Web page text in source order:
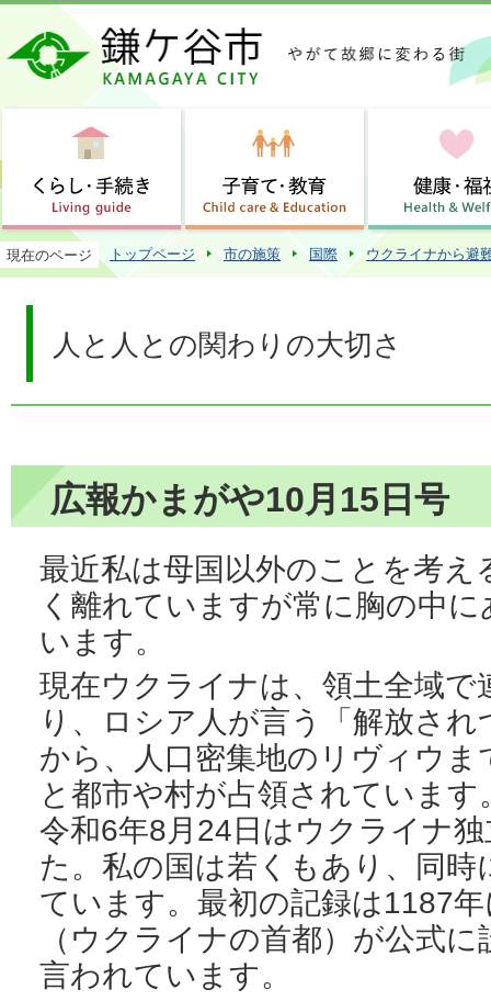
この
現在のページ トップページ 市の施策 国際 ウクライナから避
人と人との関わりの大切さ
広報かまがや10月15日号
最近私は母国以外のことを考
く離れていますが常に胸の中
います。
現在ウクライナは、領土全域で
り、ロシア人が言う「解放さ
から、人口密集地のリヴィウ
と都市や村が占領されています
令和6年8月24日はウクライナ
た。私の国は若くもあり、同
ています。最初の記録は1187
（ウクライナの首都）が公式
言われています。